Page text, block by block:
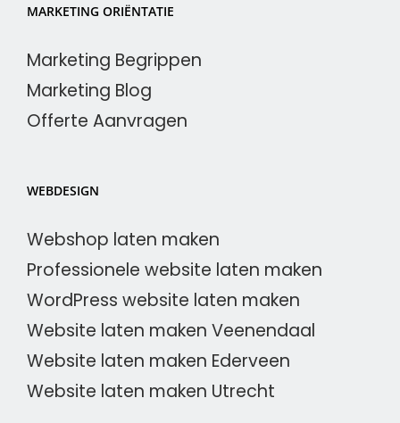
MARKETING ORIËNTATIE
Marketing Begrippen
Marketing Blog
Offerte Aanvragen
WEBDESIGN
Webshop laten maken
Professionele website laten maken
WordPress website laten maken
Website laten maken Veenendaal
Website laten maken Ederveen
Website laten maken Utrecht